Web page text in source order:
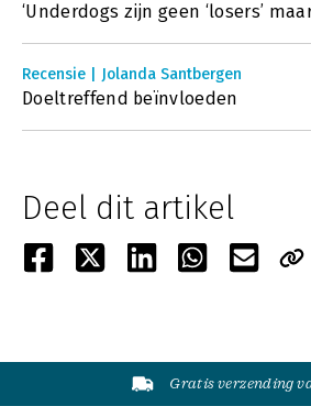
‘Underdogs zijn geen ‘losers’
Recensie | Jolanda Santbergen
Doeltreffend beïnvloeden
Deel dit artikel
Gratis verzending